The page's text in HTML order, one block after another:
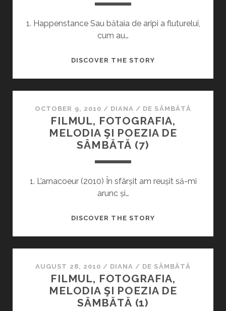
1. Happenstance Sau bătaia de aripi a fluturelui,
cum au…
DISCOVER THE STORYFILMUL,
POEZIA
DE
SÂMBĂTĂ
OCTOBER 9, 2010 / DIANA / DE SÂMBĂTĂ
FILMUL, FOTOGRAFIA,
MELODIA ŞI POEZIA DE
SÂMBĂTĂ (7)
1. L’arnacoeur (2010) În sfârșit am reușit să-mi
arunc și…
DISCOVER THE STORYFILMUL,
POEZIA
DE
SÂMBĂTĂ
AUGUST 28, 2010 / DIANA / DE SÂMBĂTĂ
FILMUL, FOTOGRAFIA,
MELODIA ŞI POEZIA DE
SÂMBĂTĂ (1)